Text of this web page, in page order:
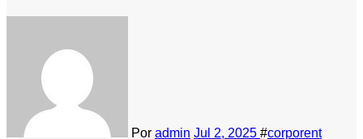
Por admin Jul 2, 2025 #corporent